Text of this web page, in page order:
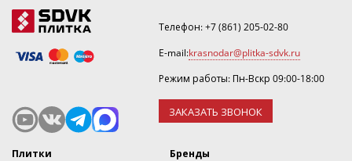
Телефон:+7 (861) 205-02-80
E-mail:krasnodar@plitka-sdvk.ru
Режим работы: Пн-Вскр 09:00-18:00
ЗАКАЗАТЬ ЗВОНОК
Плитки
Бренды